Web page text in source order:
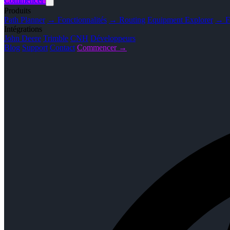
Produits
Path Planner → Fonctionnalités → Routing Equipment Explorer →
Intégrations
John Deere Trimble CNH Développeurs
Blog Support Contact Commencer →